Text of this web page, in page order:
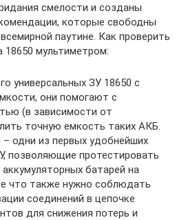
смелости и созданы
которые свободны
паутине. Как проверить
18650 мультиметром:
универсальных ЗУ 18650 с
они помогают с
(в зависимости от
точную емкость таких АКБ.
одни из первых удобнейших
позволяющие протестировать
батарей на
что также нужно соблюдать
соединений в цепочке
для снижения потерь и